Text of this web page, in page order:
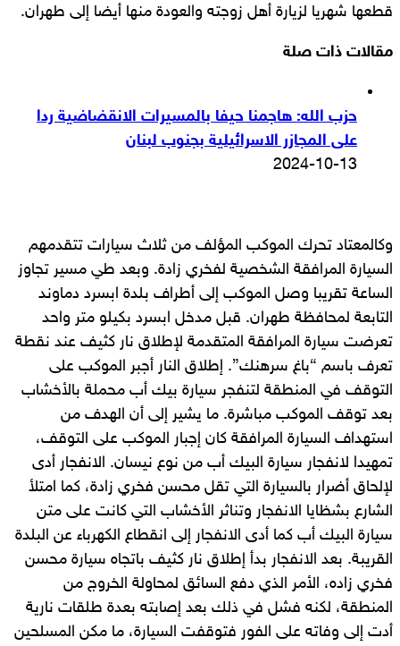
قطعها شهريا لزيارة أهل زوجته والعودة منها أيضا إلى طهران.
مقالات ذات صلة
حزب الله: هاجمنا حيفا بالمسيرات الانقضاضية ردا
على المجازر الاسرائيلية بجنوب لبنان
2024-10-13
وكالمعتاد تحرك الموكب المؤلف من ثلاث سيارات تتقدمهم
السيارة المرافقة الشخصية لفخري زادة. وبعد طي مسير تجاوز
الساعة تقريبا وصل الموكب إلى أطراف بلدة ابسرد دماوند
التابعة لمحافظة طهران. قبل مدخل ابسرد بكيلو متر واحد
تعرضت سيارة المرافقة المتقدمة لإطلاق نار كثيف عند نقطة
تعرف باسم “باغ سرهنك”. إطلاق النار أجبر الموكب على
التوقف في المنطقة لتنفجر سيارة بيك أب محملة بالأخشاب
بعد توقف الموكب مباشرة. ما يشير إلى أن الهدف من
استهداف السيارة المرافقة كان إجبار الموكب على التوقف،
تمهيدا لانفجار سيارة البيك أب من نوع نيسان. الانفجار أدى
لإلحاق أضرار بالسيارة التي تقل محسن فخري زادة، كما امتلأ
الشارع بشظايا الانفجار وتناثر الأخشاب التي كانت على متن
سيارة البيك أب كما أدى الانفجار إلى انقطاع الكهرباء عن البلدة
القريبة. بعد الانفجار بدأ إطلاق نار كثيف باتجاه سيارة محسن
فخري زاده، الأمر الذي دفع السائق لمحاولة الخروج من
المنطقة، لكنه فشل في ذلك بعد إصابته بعدة طلقات نارية
أدت إلى وفاته على الفور فتوقفت السيارة، ما مكن المسلحين